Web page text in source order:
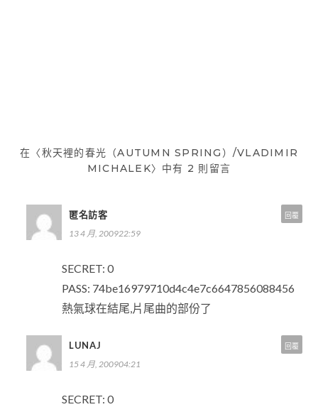
在〈秋天裡的春光（AUTUMN SPRING）/VLADIMIR
MICHALEK〉中有 2 則留言
匿名訪客
13 4 月, 200922:59
SECRET: 0
PASS: 74be16979710d4c4e7c6647856088456
熱氣球在結尾,片尾曲的部份了
回覆
LUNAJ
15 4 月, 200904:21
SECRET: 0
回覆